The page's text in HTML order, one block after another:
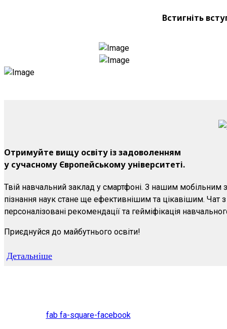
Встигніть
Отримуйте вищу освіту із задоволенням
у сучасному Європейському університеті.
Твій навчальний заклад у смартфоні. З нашим мобільним
пізнання наук стане ще ефективнішим та цікавішим. Чат
персоналізовані рекомендації та гейміфікація
Приєднуйся до майбутнього освіти!
Детальніше
fab fa-square-facebook